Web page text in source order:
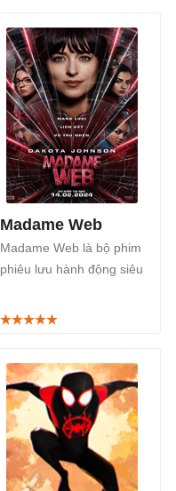
Madame Web
Madame Web là bộ phim
phiêu lưu hành động siêu
trên nguyên mẫu cùng